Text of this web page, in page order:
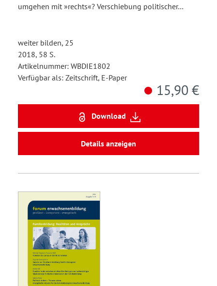
umgehen mit »rechts«? Verschiebung politischer…
weiter bilden, 25
2018, 58 S.
Artikelnummer: WBDIE1802
Verfügbar als: Zeitschrift, E-Paper
15,90 €
Download
Details anzeigen